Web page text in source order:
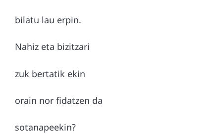
bilatu lau erpin.
Nahiz eta bizitzari
zuk bertatik ekin
orain nor fidatzen da
sotanapeekin?